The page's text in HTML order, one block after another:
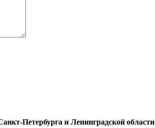
Петербурга и Ленинградской области